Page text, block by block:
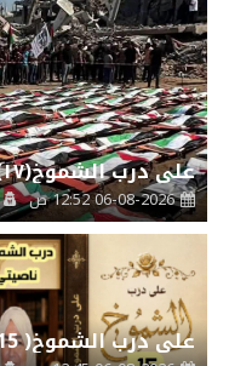
على درب الشموخ(١٧) أوقفوا المجازر..حالنا انقلب
06-08-2026 12:52 ص